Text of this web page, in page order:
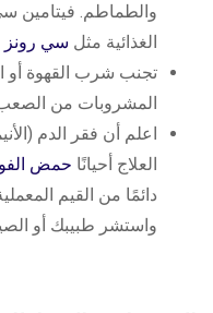
والطماطم. فيتامين
الغذائية مثل سي رونز
تجنب شرب القهوة أو
المشروبات من
اعلم أن فقر الدم
العلاج أحيانًا حمض
دائمًا من القيم
واستشر طبيبك أو